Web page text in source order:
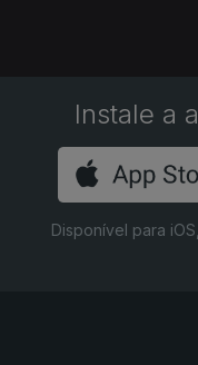
Instale a
Disponível para